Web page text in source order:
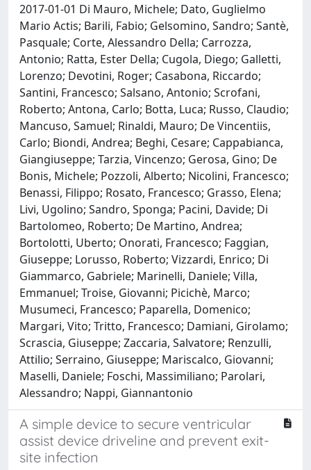
2017-01-01 Di Mauro, Michele; Dato, Guglielmo
Mario Actis; Barili, Fabio; Gelsomino, Sandro; Santè,
Pasquale; Corte, Alessandro Della; Carrozza,
Antonio; Ratta, Ester Della; Cugola, Diego; Galletti,
Lorenzo; Devotini, Roger; Casabona, Riccardo;
Santini, Francesco; Salsano, Antonio; Scrofani,
Roberto; Antona, Carlo; Botta, Luca; Russo, Claudio;
Mancuso, Samuel; Rinaldi, Mauro; De Vincentiis,
Carlo; Biondi, Andrea; Beghi, Cesare; Cappabianca,
Giangiuseppe; Tarzia, Vincenzo; Gerosa, Gino; De
Bonis, Michele; Pozzoli, Alberto; Nicolini, Francesco;
Benassi, Filippo; Rosato, Francesco; Grasso, Elena;
Livi, Ugolino; Sandro, Sponga; Pacini, Davide; Di
Bartolomeo, Roberto; De Martino, Andrea;
Bortolotti, Uberto; Onorati, Francesco; Faggian,
Giuseppe; Lorusso, Roberto; Vizzardi, Enrico; Di
Giammarco, Gabriele; Marinelli, Daniele; Villa,
Emmanuel; Troise, Giovanni; Picichè, Marco;
Musumeci, Francesco; Paparella, Domenico;
Margari, Vito; Tritto, Francesco; Damiani, Girolamo;
Scrascia, Giuseppe; Zaccaria, Salvatore; Renzulli,
Attilio; Serraino, Giuseppe; Mariscalco, Giovanni;
Maselli, Daniele; Foschi, Massimiliano; Parolari,
Alessandro; Nappi, Giannantonio
A simple device to secure ventricular
assist device driveline and prevent exit-
site infection